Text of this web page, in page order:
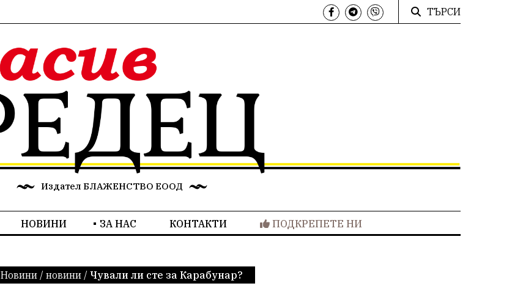
ТЪРСИ
Издател БЛАЖЕНСТВО ЕООД
НОВИНИ ЗА НАС КОНТАКТИ ПОДКРЕПЕТЕ НИ
Новини / новини / Чували ли сте за Карабунар?